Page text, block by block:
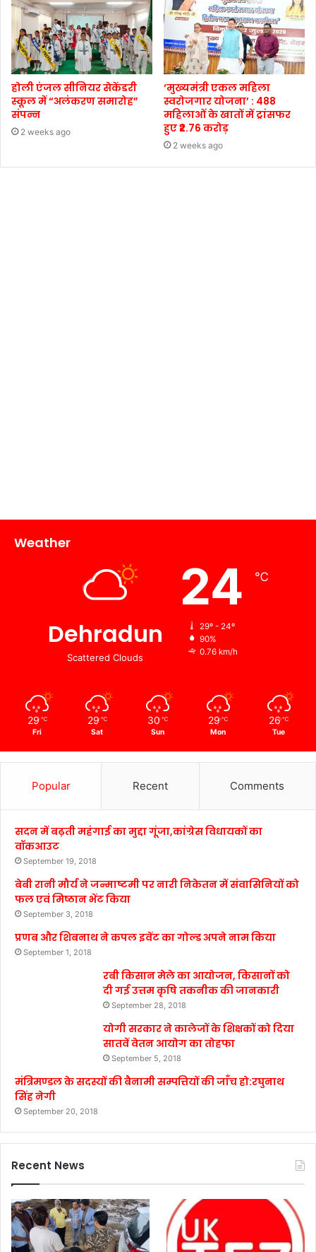
होली एंजल सीनियर सेकेंडरी
स्कूल में “अलंकरण समारोह”
संपन्न
2 weeks ago
‘मुख्यमंत्री एकल महिला
स्वरोजगार योजना’ : 488
महिलाओं के खातों में ट्रांसफर
हुए ₹2.76 करोड़
2 weeks ago
Weather
Dehradun
Scattered Clouds
24 ℃
29º - 24º
90%
0.76 km/h
29 ℃
Fri
29 ℃
Sat
30 ℃
Sun
29 ℃
Mon
26 ℃
Tue
Popular Recent Comments
सदन में बढ़ती महंगाई का मुद्दा गूंजा,कांग्रेस विधायकों का
वॉकआउट
September 19, 2018
बेबी रानी मौर्य ने जन्माष्टमी पर नारी निकेतन में संवासिनियों को
फल एवं मिष्ठान भेंट किया
September 3, 2018
प्रणब और शिबनाथ ने कपल इवेंट का गोल्ड अपने नाम किया
September 1, 2018
रबी किसान मेले का आयोजन, किसानों को
दी गई उत्तम कृषि तकनीक की जानकारी
September 28, 2018
योगी सरकार ने कालेजों के शिक्षकों को दिया
सातवें वेतन आयोग का तोहफा
September 5, 2018
मंत्रिमण्डल के सदस्यों की बैनामी सम्पत्तियों की जाँच हो:रघुनाथ
सिंह नेगी
September 20, 2018
Recent News